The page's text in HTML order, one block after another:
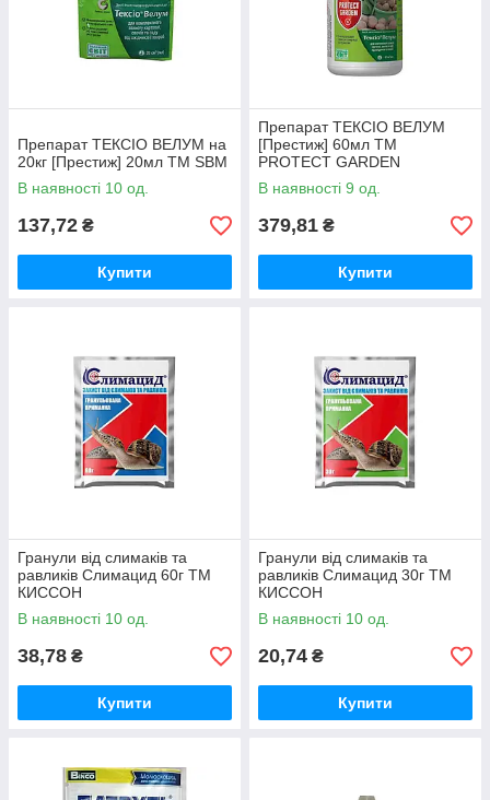
Препарат ТЕКСІО ВЕЛУМ на
20кг [Престиж] 20мл ТМ SBM
В наявності 10 од.
137,72 ₴
Купити
Препарат ТЕКСІО ВЕЛУМ
[Престиж] 60мл ТМ
PROTECT GARDEN
В наявності 9 од.
379,81 ₴
Купити
Гранули від слимаків та
равликів Слимацид 60г ТМ
КИССОН
В наявності 10 од.
38,78 ₴
Купити
Гранули від слимаків та
равликів Слимацид 30г ТМ
КИССОН
В наявності 10 од.
20,74 ₴
Купити